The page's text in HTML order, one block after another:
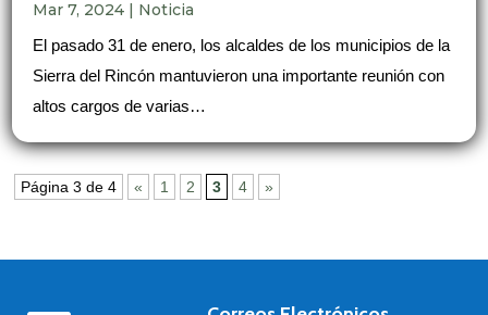
Mar 7, 2024 | Noticia
El pasado 31 de enero, los alcaldes de los municipios de la
Sierra del Rincón mantuvieron una importante reunión con
altos cargos de varias…
Página 3 de 4 « 1 2 3 4 »